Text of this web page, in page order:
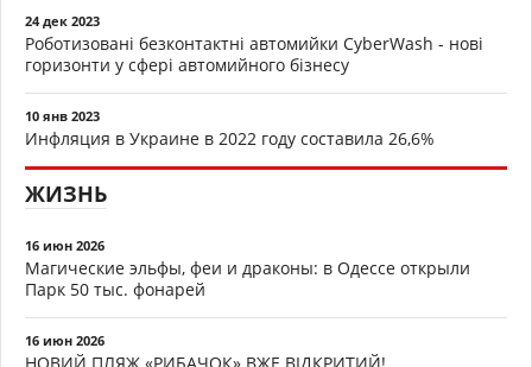
24 дек 2023
Роботизовані безконтактні автомийки CyberWash - нові
горизонти у сфері автомийного бізнесу
10 янв 2023
Инфляция в Украине в 2022 году составила 26,6%
ЖИЗНЬ
16 июн 2026
Магические эльфы, феи и драконы: в Одессе открыли
Парк 50 тыс. фонарей
16 июн 2026
НОВИЙ ПЛЯЖ «РИБАЧОК» ВЖЕ ВІДКРИТИЙ!